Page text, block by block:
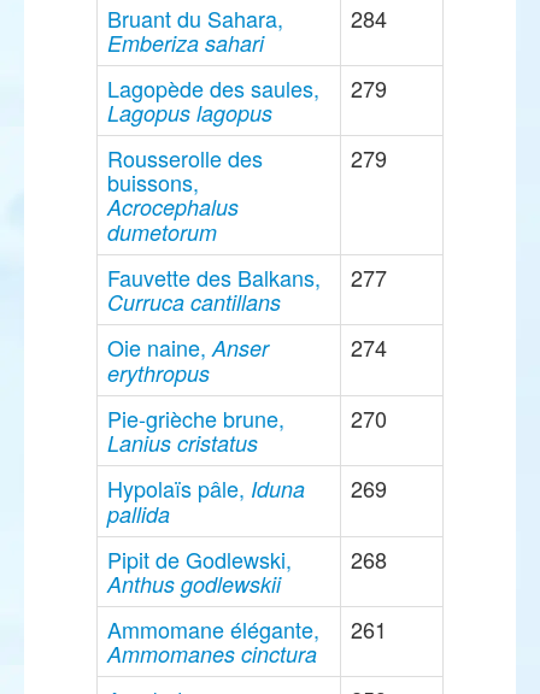
Bruant du Sahara,
Emberiza sahari
284
Lagopède des saules,
Lagopus lagopus
279
Rousserolle des
buissons,
Acrocephalus
dumetorum
279
Fauvette des Balkans,
Curruca cantillans
277
Oie naine, Anser
erythropus
274
Pie-grièche brune,
Lanius cristatus
270
Hypolaïs pâle, Iduna
pallida
269
Pipit de Godlewski,
Anthus godlewskii
268
Ammomane élégante,
Ammomanes cinctura
261